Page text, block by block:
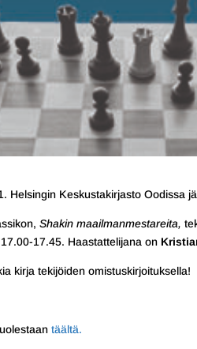
Helsingin Keskustakirjasto Oodissa
Shakin maailmanmestareita,
17.45. Haastattelijana on
kirja tekijöiden omistuskirjoituksella!
täältä.